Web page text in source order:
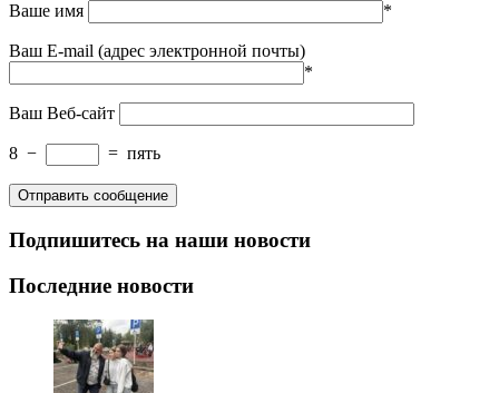
Ваше имя *
Ваш E-mail (адрес электронной почты)
*
Ваш Веб-сайт
8 − = пять
Подпишитесь на наши новости
Последние новости